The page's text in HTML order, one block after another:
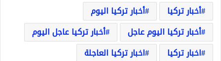
أخبار تركيا
أخبار تركيا اليوم
أخبار تركيا اليوم عاجل
أخبار تركيا عاجل اليوم
اخبار تركيا
اخبار تركيا العاجلة